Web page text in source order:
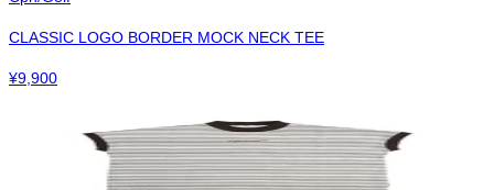
CLASSIC LOGO BORDER MOCK NECK TEE
¥9,900